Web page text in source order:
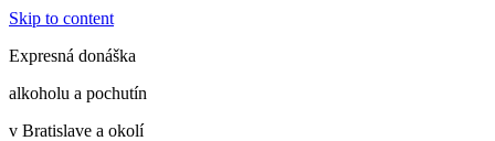
Skip to content
Expresná donáška
alkoholu a pochutín
v Bratislave a okolí